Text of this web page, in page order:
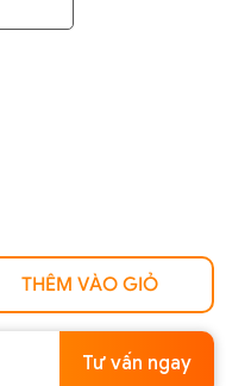
THÊM VÀO GIỎ
Tư vấn ngay